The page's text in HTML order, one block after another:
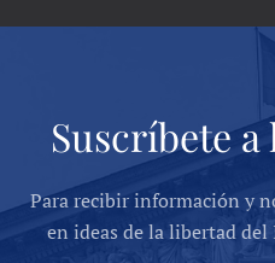
Suscríbete
Para recibir información y
en ideas de la libertad